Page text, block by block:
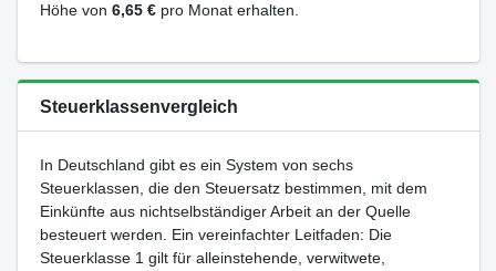
Höhe von 6,65 €pro Monat erhalten.
Steuerklassenvergleich
In Deutschland gibt es ein System von sechs
Steuerklassen, die den Steuersatz bestimmen, mit dem
Einkünfte aus nichtselbständiger Arbeit an der Quelle
besteuert werden. Ein vereinfachter Leitfaden: Die
Steuerklasse 1 gilt für alleinstehende, verwitwete,